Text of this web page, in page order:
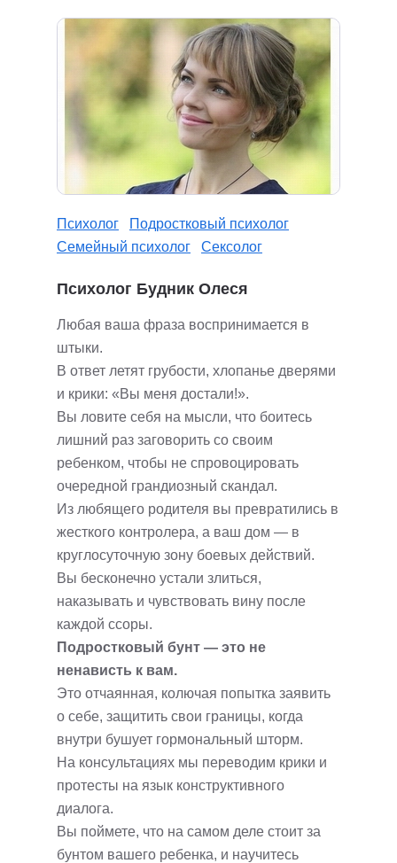
Психолог
Подростковый психолог
Семейный психолог
Сексолог
Психолог Будник Олеся
Любая ваша фраза воспринимается в
штыки.
В ответ летят грубости, хлопанье дверями
и крики: «Вы меня достали!».
Вы ловите себя на мысли, что боитесь
лишний раз заговорить со своим
ребенком, чтобы не спровоцировать
очередной грандиозный скандал.
Из любящего родителя вы превратились в
жесткого контролера, а ваш дом — в
круглосуточную зону боевых действий.
Вы бесконечно устали злиться,
наказывать и чувствовать вину после
каждой ссоры.
Подростковый бунт — это не
ненависть к вам.
Это отчаянная, колючая попытка заявить
о себе, защитить свои границы, когда
внутри бушует гормональный шторм.
На консультациях мы переводим крики и
протесты на язык конструктивного
диалога.
Вы поймете, что на самом деле стоит за
бунтом вашего ребенка, и научитесь